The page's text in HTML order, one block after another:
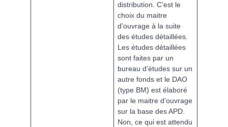
distribution. C’est le
choix du maitre
d’ouvrage à la suite
des études détaillées.
Les études détaillées
sont faites par un
bureau d’études sur un
autre fonds et le DAO
(type BM) est élaboré
par le maitre d’ouvrage
sur la base des APD.
Non, ce qui est attendu